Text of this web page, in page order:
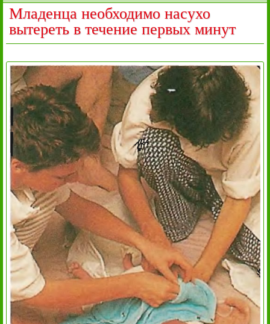
Младенца необходимо насухо
вытереть в течение первых минут